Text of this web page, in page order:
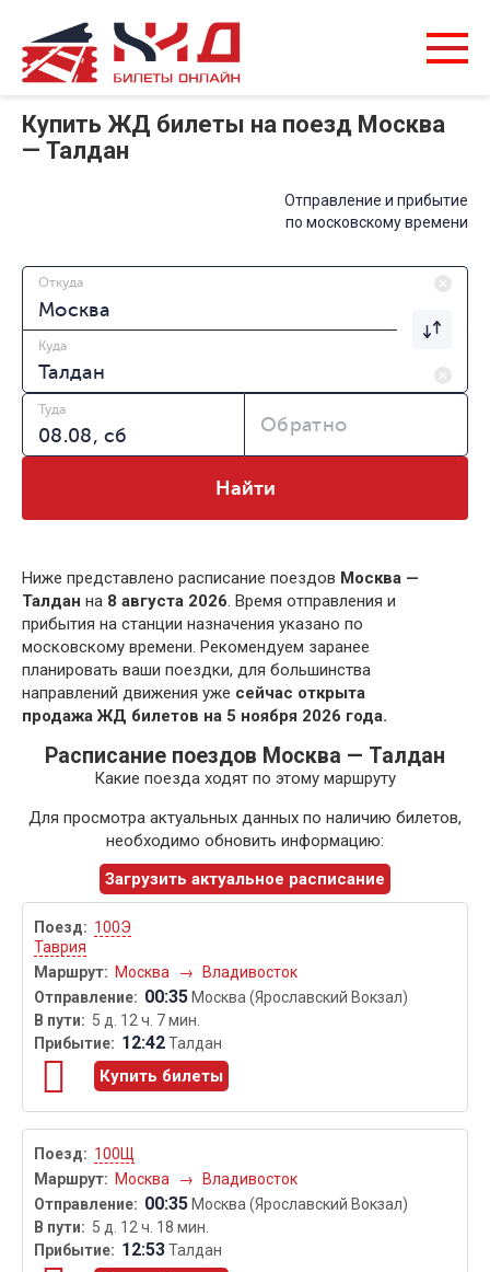
Купить ЖД билеты на поезд Москва
— Талдан
Отправление и прибытие
по московскому времени
Откуда
Куда
Туда
Обратно
Найти
Ниже представлено расписание поездов Москва —
Талдан на 8 августа 2026. Время отправления и
прибытия на станции назначения указано по
московскому времени. Рекомендуем заранее
планировать ваши поездки, для большинства
направлений движения уже сейчас открыта
продажа ЖД билетов на 5 ноября 2026 года.
Расписание поездов Москва — Талдан
Какие поезда ходят по этому маршруту
Для просмотра актуальных данных по наличию билетов,
необходимо обновить информацию:
Загрузить актуальное расписание
100Э
Таврия
Москва
→ Владивосток
00:35 Москва (Ярославский Вокзал)
5 д. 12 ч. 7 мин.
12:42Талдан
Купить билеты
100Щ
Москва
→ Владивосток
00:35 Москва (Ярославский Вокзал)
5 д. 12 ч. 18 мин.
12:53Талдан